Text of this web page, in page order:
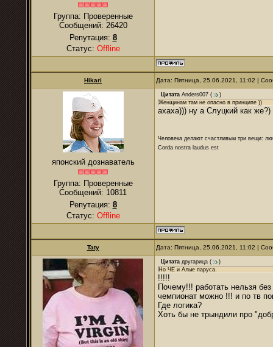
Группа: Проверенные
Сообщений: 26420
Репутация: 8
Статус: Offline
Hikari Дата: Пятница, 25.06.2021, 11:02 |
японский дознаватель
Группа: Проверенные
Сообщений: 10811
Репутация: 8
Статус: Offline
Цитата Anders007 (
)
Женщинам там не опасно в принципе ))
ахаха))) ну а Слуцкий как же?)
Человека делают счастливым три вещи:
Corda nostra laudus est
Taty Дата: Пятница, 25.06.2021, 11:02 |
Цитата другарица (
)
Но ЧЕ и Алые паруса.
!!!!!
Почему!!! работать нельзя
чемпионат можно !!! и по тв
Где логика?
Хоть бы не трындили про